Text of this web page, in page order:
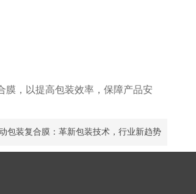
膜，以提高包装效率，保障产品安
包装复合膜：革新包装技术，行业新趋势